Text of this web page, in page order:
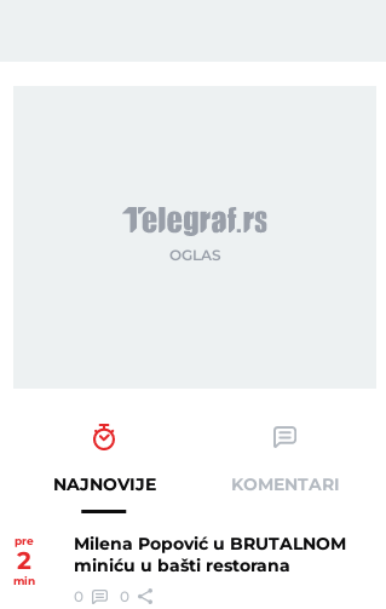
NAJNOVIJE KOMENTARI
pre
2
min
Milena Popović u BRUTALNOM
miniću u bašti restorana
0 0